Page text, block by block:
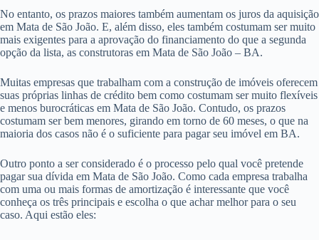
No entanto, os prazos maiores também aumentam os juros da aquisição
em Mata de São João. E, além disso, eles também costumam ser muito
mais exigentes para a aprovação do financiamento do que a segunda
opção da lista, as construtoras em Mata de São João – BA.
Muitas empresas que trabalham com a construção de imóveis oferecem
suas próprias linhas de crédito bem como costumam ser muito flexíveis
e menos burocráticas em Mata de São João. Contudo, os prazos
costumam ser bem menores, girando em torno de 60 meses, o que na
maioria dos casos não é o suficiente para pagar seu imóvel em BA.
Outro ponto a ser considerado é o processo pelo qual você pretende
pagar sua dívida em Mata de São João. Como cada empresa trabalha
com uma ou mais formas de amortização é interessante que você
conheça os três principais e escolha o que achar melhor para o seu
caso. Aqui estão eles: